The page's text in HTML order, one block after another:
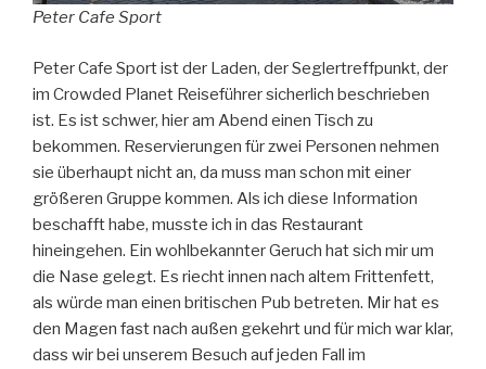
Peter Cafe Sport
Peter Cafe Sport ist der Laden, der Seglertreffpunkt, der
im Crowded Planet Reiseführer sicherlich beschrieben
ist. Es ist schwer, hier am Abend einen Tisch zu
bekommen. Reservierungen für zwei Personen nehmen
sie überhaupt nicht an, da muss man schon mit einer
größeren Gruppe kommen. Als ich diese Information
beschafft habe, musste ich in das Restaurant
hineingehen. Ein wohlbekannter Geruch hat sich mir um
die Nase gelegt. Es riecht innen nach altem Frittenfett,
als würde man einen britischen Pub betreten. Mir hat es
den Magen fast nach außen gekehrt und für mich war klar,
dass wir bei unserem Besuch auf jeden Fall im